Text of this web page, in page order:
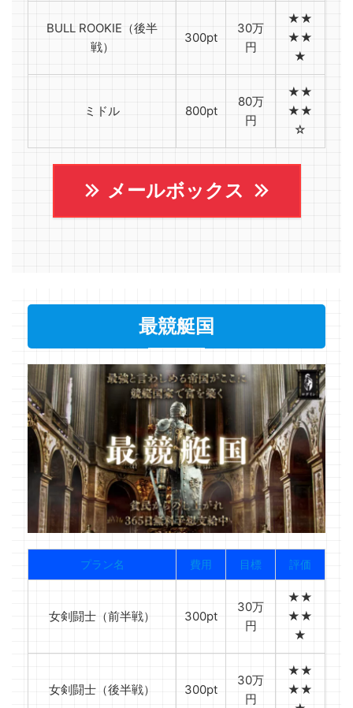
BULL ROOKIE（後半
戦）
300pt
30万
円
★★
★★
★
ミドル 800pt
80万
円
★★
★★
☆
メールボックス
最競艇国
プラン名 費用 目標 評価
女剣闘士（前半戦） 300pt
30万
円
★★
★★
★
女剣闘士（後半戦） 300pt
30万
円
★★
★★